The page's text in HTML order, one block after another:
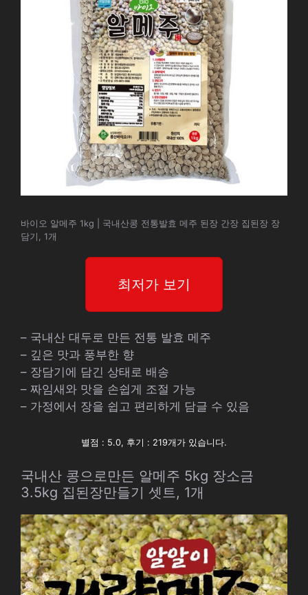
바이오 알메주 1kg | 국내산콩 전통발효 메주 된장 간장 집된장 장
담기, 1개
최저가 보기
– 국내산 대두로 만든 전통 발효 메주
– 깊은 맛과 풍부한 향
– 장담기에 담긴 상태로 배송
– 짜임새와 맛을 손쉽게 조절 가능
– 가정에서 장을 쉽고 편리하게 담글 수 있음
별점 : 5.0, 후기 : 219개가 있습니다.
국내산 콩으로만든 알메주 5kg 장소금
3.5kg 집된장만들기 셋트, 1개